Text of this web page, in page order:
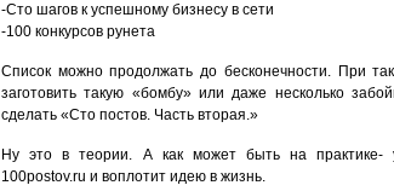
-Сто шагов к успешному бизнесу в сети
-100 конкурсов рунета
Список можно продолжать до бесконечности. При
заготовить такую «бомбу» или даже несколько
сделать «Сто постов. Часть вторая.»
Ну это в теории. А как может быть на практике-
100postov.ru и воплотит идею в жизнь.